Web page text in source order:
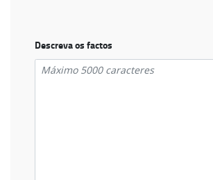
Descreva os factos